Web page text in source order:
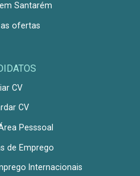
Santarém
ofertas
CV
CV
Pesssoal
de Emprego
Internacionais